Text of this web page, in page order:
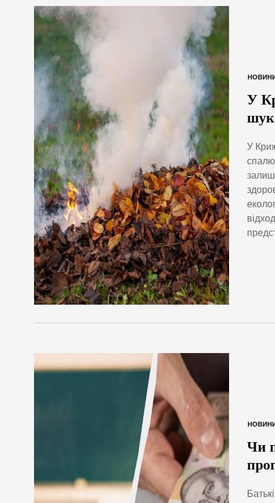
НОВИНИ
У
У
НОВИНИ
Чи